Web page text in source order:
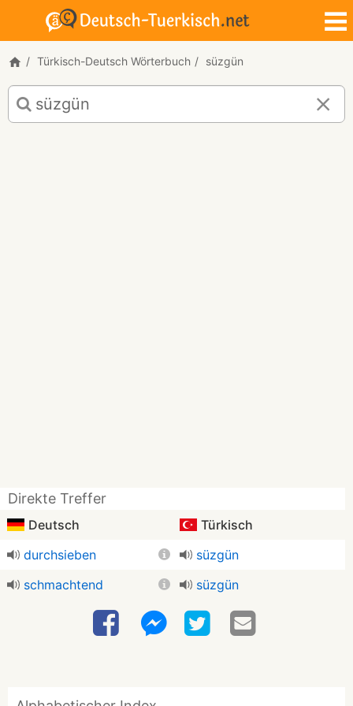
Türkisch-Deutsch Wörterbuch süzgün
Türkisch-
Deutsch
Übersetzung
Direkte Treffer
Deutsch
Türkisch
durchsieben
süzgün
schmachtend
süzgün